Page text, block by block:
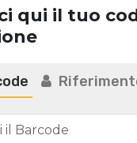
qui il tuo